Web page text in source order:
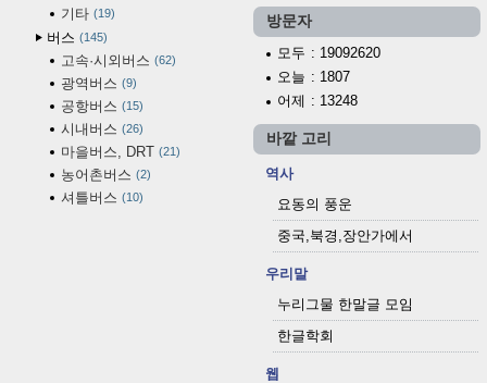
기타 19
버스 145
고속·시외버스 62
광역버스 9
공항버스 15
시내버스 26
마을버스, DRT 21
농어촌버스 2
셔틀버스 10
방문자
모두 : 19092620
오늘 : 1807
어제 : 13248
바깥 고리
역사
요동의 풍운
중국,북경,장안가에서
우리말
누리그물 한말글 모임
한글학회
웹